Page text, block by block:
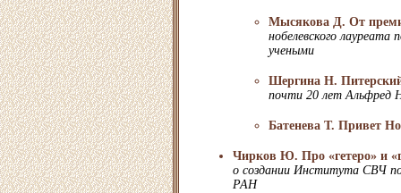
Мысякова Д. От
нобелевского лауреата
учеными
Шергина Н.
почти 20 лет Альфред
Батенева Т. Привет
Чирков Ю. Про «гетеро» и
о создании Института СВЧ
РАН